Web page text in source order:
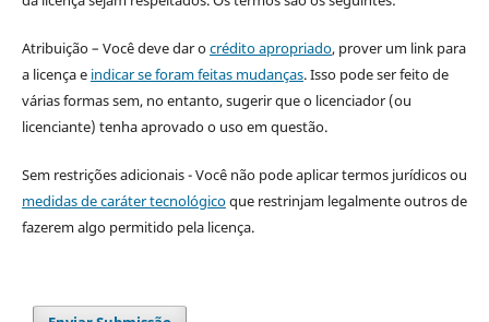
Atribuição – Você deve dar ocrédito apropriado, prover um link para
a licença e indicar se foram feitas mudanças. Isso pode ser feito de
várias formas sem, no entanto, sugerir que o licenciador (ou
licenciante) tenha aprovado o uso em questão.
Sem restrições adicionais - Você não pode aplicar termos jurídicos ou
medidas de caráter tecnológicoque restrinjam legalmente outros de
fazerem algo permitido pela licença.